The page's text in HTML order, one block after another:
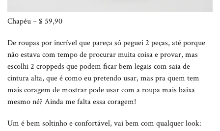
Chapéu – $ 59,90
De roupas por incrível que pareça só peguei 2 peças, até porque
não estava com tempo de procurar muita coisa e provar, mas
escolhi 2 croppeds que podem ficar bem legais com saia de
cintura alta, que é como eu pretendo usar, mas pra quem tem
mais coragem de mostrar pode usar com a roupa mais baixa
mesmo né? Ainda me falta essa coragem!
Um é bem soltinho e confortável, vai bem com qualquer look: